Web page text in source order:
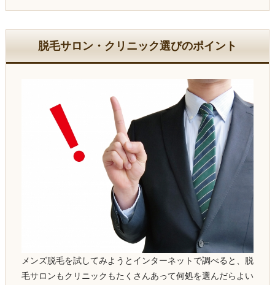
脱毛サロン・クリニック選びのポイント
メンズ脱毛を試してみようとインターネットで調べると、脱
毛サロンもクリニックもたくさんあって何処を選んだらよい